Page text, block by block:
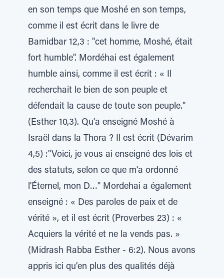
en son temps que Moshé en son temps,
comme il est écrit dans le livre de
Bamidbar 12,3 : "cet homme, Moshé, était
fort humble". Mordéhai est également
humble ainsi, comme il est écrit : « Il
recherchait le bien de son peuple et
défendait la cause de toute son peuple."
(Esther 10,3). Qu’a enseigné Moshé à
Israël dans la Thora ? Il est écrit (Dévarim
4,5) :"Voici, je vous ai enseigné des lois et
des statuts, selon ce que m'a ordonné
l'Éternel, mon D…" Mordehai a également
enseigné : « Des paroles de paix et de
vérité », et il est écrit (Proverbes 23) : «
Acquiers la vérité et ne la vends pas. »
(Midrash Rabba Esther - 6:2). Nous avons
appris ici qu’en plus des qualités déjà